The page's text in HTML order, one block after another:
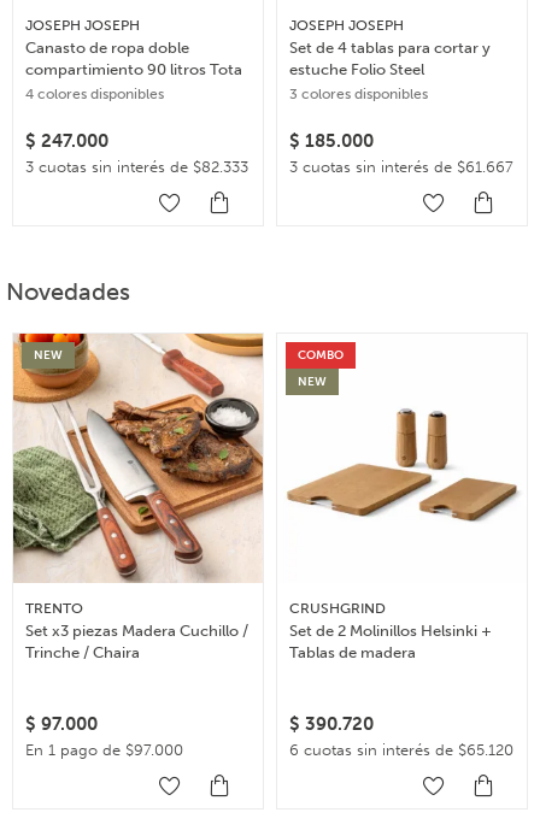
JOSEPH JOSEPH
Canasto de ropa doble
compartimiento 90 litros Tota
4 colores disponibles
$ 247.000
3 cuotas sin interés de $82.333
JOSEPH JOSEPH
Set de 4 tablas para cortar y
estuche Folio Steel
3 colores disponibles
$ 185.000
3 cuotas sin interés de $61.667
Novedades
NEW
TRENTO
Set x3 piezas Madera Cuchillo /
Trinche / Chaira
$ 97.000
En 1 pago de $97.000
COMBO
NEW
CRUSHGRIND
Set de 2 Molinillos Helsinki +
Tablas de madera
$ 390.720
6 cuotas sin interés de $65.120